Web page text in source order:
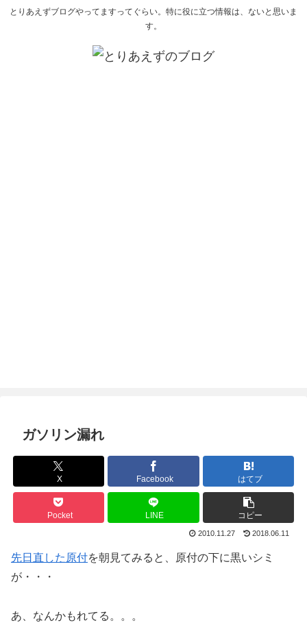
とりあえずブログやってますってぐらい。特に役に立つ情報は、ないと思いま
す。
ガソリン漏れ
X Facebook はてブ
Pocket LINE コピー
2010.11.27 2018.06.11
先日直した原付を朝見てみると、原付の下に黒いシミ
が・・・
あ、なんかもれてる。。。